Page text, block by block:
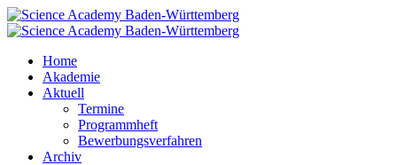
Home
Akademie
Aktuell
Termine
Programmheft
Bewerbungsverfahren
Archiv